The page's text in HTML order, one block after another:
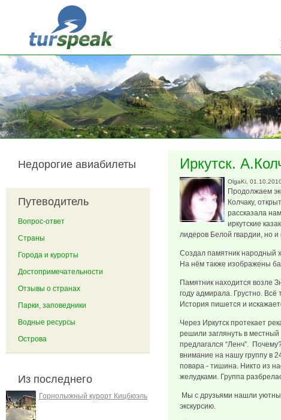
Перейти к основному содержанию
Иркутск.
OlgaKi ,
Продолжаем
Колчаку,
рассказала
иркутские
лидеров Белой гвардии, но
Создал памятник народный
На нём также изображены
Памятник находится возле
году адмирала. Грустно. Всё
История пишется и
Через Иркутск протекает
решили заглянуть в
предлагался “Ленч”.
внимание на нашу группу в
повара - тишина. Никто из
желудками. Группа
Мы с друзьями нашли
экскурсию.
Недорогие авиабилеты
Путеводитель
Вопрос-ответ
Страны
Города и курорты
Достопримечательности
Отзывы о странах
Парки, заповедники
Водные ресурсы
Острова
Из последнего
Горнолыжный курорт Кицбюэль